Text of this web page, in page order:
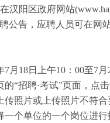
阳区政府网站
公告，应聘人员可在网
18日上午10：00至7月
的“招聘·考试”页面，点
传照片或上传照片不符
单位的一个岗位进行